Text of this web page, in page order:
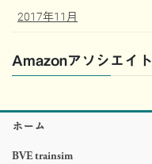
2017年11月
Amazonアソシエイト
ホーム
BVE trainsim